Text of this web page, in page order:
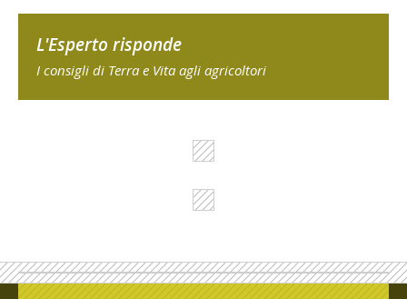
L'Esperto risponde
I consigli di Terra e Vita agli agricoltori